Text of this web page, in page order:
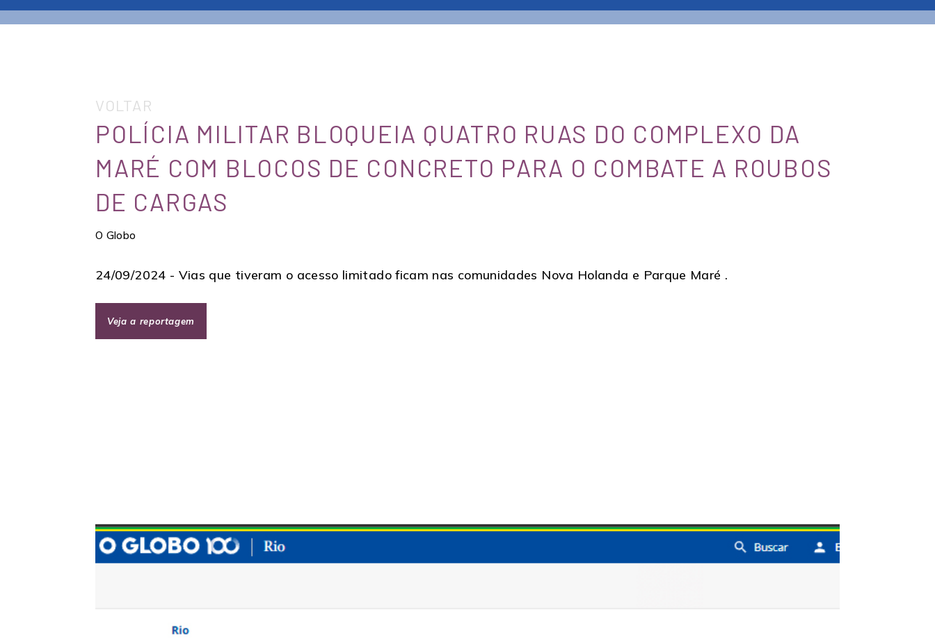
VOLTAR
POLÍCIA MILITAR BLOQUEIA QUATRO RUAS DO COMPLEXO DA
MARÉ COM BLOCOS DE CONCRETO PARA O COMBATE A ROUBOS
DE CARGAS
O Globo
24/09/2024 - Vias que tiveram o acesso limitado ficam nas comunidades Nova Holanda e Parque Maré .
Veja a reportagem